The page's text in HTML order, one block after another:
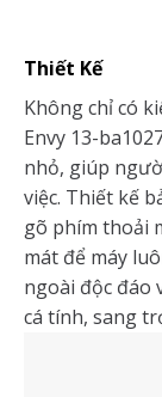
Thiết Kế
Không chỉ có
Envy 13-
nhỏ, giúp
việc. Thiết kế
gõ phím thoải
mát để máy
ngoài độc đáo
cá tính, sang